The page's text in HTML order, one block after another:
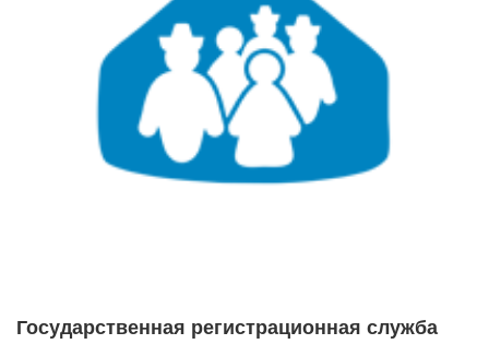
Государственная регистрационная служба